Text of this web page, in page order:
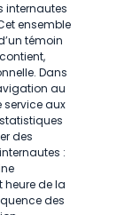
internautes
ensemble
témoin
Dans
au
service aux
des
:
heure de la
des